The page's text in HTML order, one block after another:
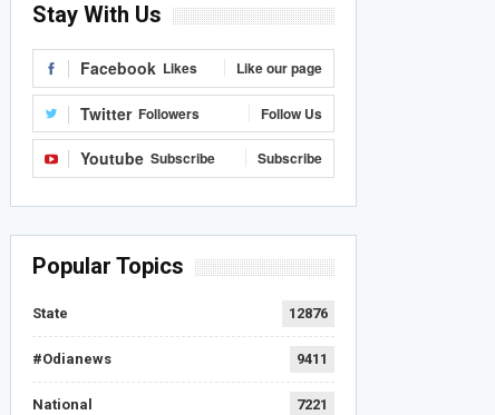
Stay With Us
Facebook Likes Like our page
Twitter Followers Follow Us
Youtube Subscribe Subscribe
Popular Topics
State 12876
#Odianews 9411
National 7221